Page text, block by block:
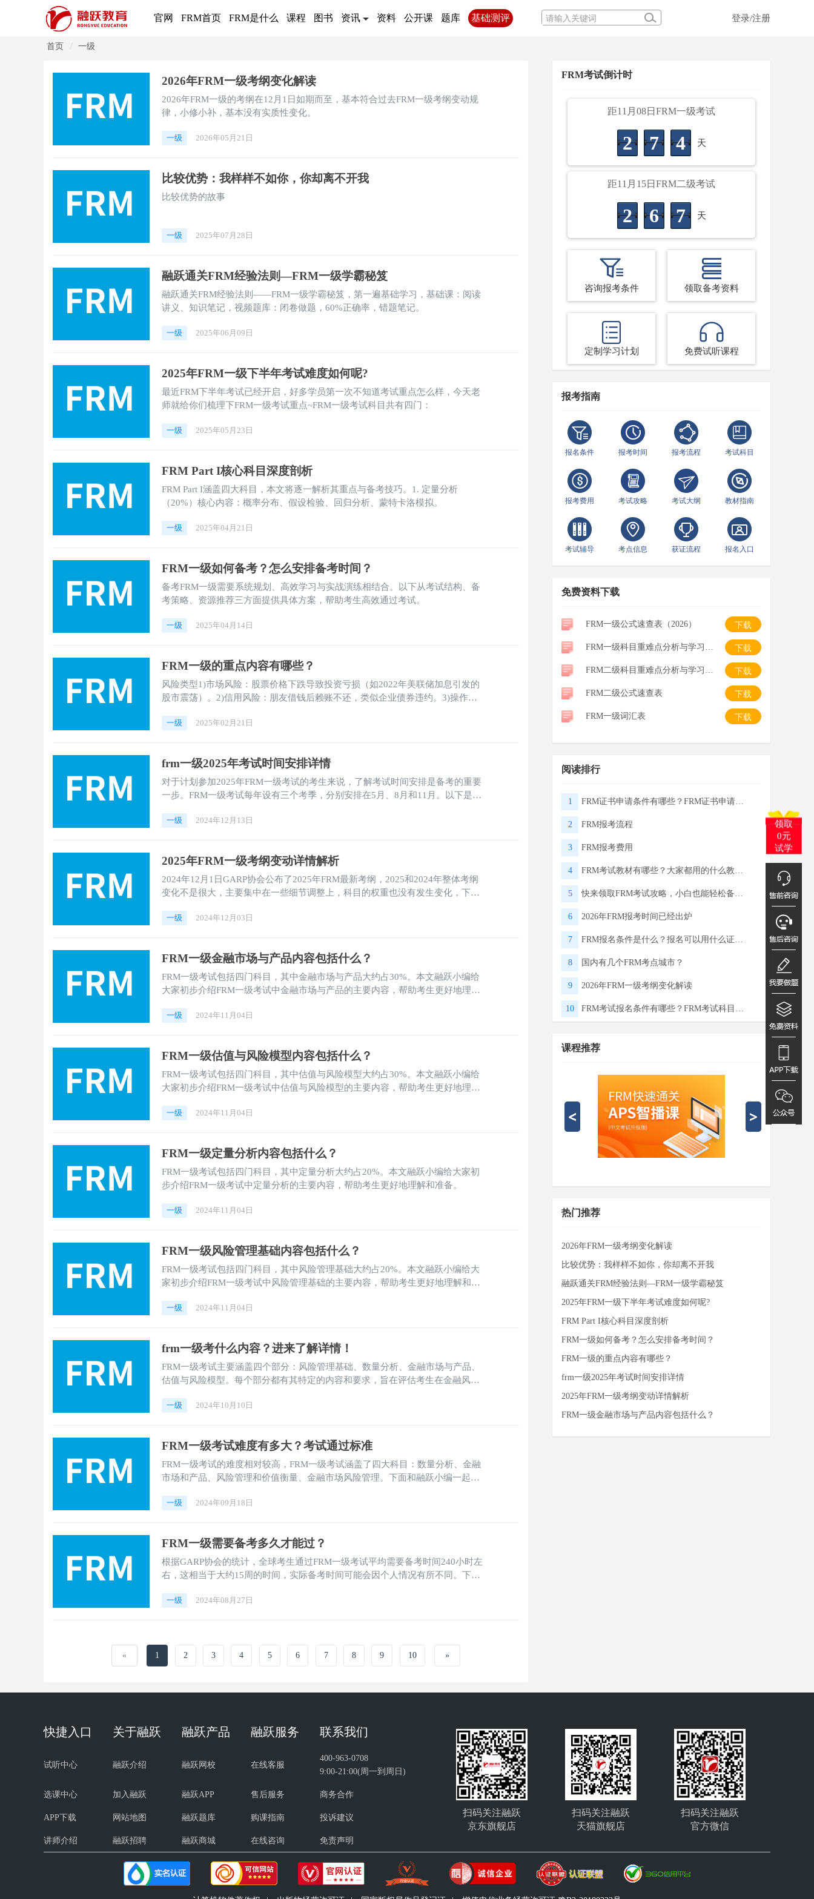
官网 FRM首页 FRM是什么 课程 图书 资讯 资料 公开课 题库 基础测评 登录/注册
首页 一级
2026年FRM一级考纲变化解读
2026年FRM一级的考纲在12月1日如期而至，基本符合过去FRM一级考纲变动规
律，小修小补，基本没有实质性变化。
一级 2026年05月21日
比较优势：我样样不如你，你却离不开我
比较优势的故事
一级 2025年07月28日
融跃通关FRM经验法则—FRM一级学霸秘笈
融跃通关FRM经验法则——FRM一级学霸秘笈，第一遍基础学习，基础课：阅读
讲义、知识笔记，视频题库：闭卷做题，60%正确率，错题笔记。
一级 2025年06月09日
2025年FRM一级下半年考试难度如何呢?
最近FRM下半年考试已经开启，好多学员第一次不知道考试重点怎么样，今天老
师就给你们梳理下FRM一级考试重点~FRM一级考试科目共有四门：
一级 2025年05月23日
FRM Part I核心科目深度剖析
FRM Part I涵盖四大科目，本文将逐一解析其重点与备考技巧。1. 定量分析
（20%）核心内容：概率分布、假设检验、回归分析、蒙特卡洛模拟。
一级 2025年04月21日
FRM一级如何备考？怎么安排备考时间？
备考FRM一级需要系统规划、高效学习与实战演练相结合。以下从考试结构、备
考策略、资源推荐三方面提供具体方案，帮助考生高效通过考试。
一级 2025年04月14日
FRM一级的重点内容有哪些？
风险类型1)市场风险：股票价格下跌导致投资亏损（如2022年美联储加息引发的
股市震荡）。2)信用风险：朋友借钱后赖账不还，类似企业债券违约。3)操作风
一级 2025年02月21日
frm一级2025年考试时间安排详情
对于计划参加2025年FRM一级考试的考生来说，了解考试时间安排是备考的重要
一步。FRM一级考试每年设有三个考季，分别安排在5月、8月和11月。以下是
一级 2024年12月13日
2025年FRM一级考纲变动详情解析
2024年12月1日GARP协会公布了2025年FRM最新考纲，2025和2024年整体考纲
变化不是很大，主要集中在一些细节调整上，科目的权重也没有发生变化，下面
一级 2024年12月03日
FRM一级‌金融市场与产品内容包括什么？
FRM一级考试包括四门科目，其中‌金融市场与产品大约占30%。本文融跃小编给
大家初步介绍FRM一级考试中‌金融市场与产品的主要内容，帮助考生更好地理解
一级 2024年11月04日
FRM一级估值与风险模型内容包括什么？
FRM一级考试包括四门科目，其中估值与风险模型大约占30%。本文融跃小编给
大家初步介绍FRM一级考试中估值与风险模型的主要内容，帮助考生更好地理解
一级 2024年11月04日
FRM一级定量分析内容包括什么？
FRM一级考试包括四门科目，其中定量分析大约占20%。本文融跃小编给大家初
步介绍FRM一级考试中定量分析的主要内容，帮助考生更好地理解和准备。
一级 2024年11月04日
FRM一级风险管理基础内容包括什么？
FRM一级考试包括四门科目，其中风险管理基础大约占20%。本文融跃小编给大
家初步介绍FRM一级考试中风险管理基础的主要内容，帮助考生更好地理解和准
一级 2024年11月04日
frm一级考什么内容？进来了解详情！
FRM一级考试主要涵盖四个部分：‌风险管理基础、‌数量分析、‌金融市场与产品、‌
估值与风险模型。每个部分都有其特定的内容和要求，旨在评估考生在金融风险
一级 2024年10月10日
FRM一级考试难度有多大？考试通过标准
‌FRM一级考试的难度相对较高，‌FRM一级考试涵盖了四大科目：数量分析、金融
市场和产品、风险管理和价值衡量、金融市场风险管理。下面和融跃小编一起看
一级 2024年09月18日
FRM一级需要备考多久才能过？
根据GARP协会的统计，全球考生通过FRM一级考试平均需要备考时间240小时左
右，这相当于大约15周的时间，实际备考时间可能会因个人情况有所不同。‌下面
一级 2024年08月27日
« 1 2 3 4 5 6 7 8 9 10 »
FRM考试倒计时
距11月08日FRM一级考试
2 7 4 天
距11月15日FRM二级考试
2 6 7 天
咨询报考条件 领取备考资料
定制学习计划 免费试听课程
报考指南
报名条件 报考时间 报考流程 考试科目
报考费用 考试攻略 考试大纲 教材指南
考试辅导 考点信息 获证流程 报名入口
免费资料下载
FRM一级公式速查表（2026） 下载
FRM一级科目重难点分析与学习建议 下载
FRM二级科目重难点分析与学习建议 下载
FRM二级公式速查表 下载
FRM一级词汇表 下载
阅读排行
1 FRM证书申请条件有哪些？FRM证书申请流程
2 FRM报考流程
3 FRM报考费用
4 FRM考试教材有哪些？大家都用的什么教材呢？
5 快来领取FRM考试攻略，小白也能轻松备考啦！
6 2026年FRM报考时间已经出炉
7 FRM报名条件是什么？报名可以用什么证件？
8 国内有几个FRM考点城市？
9 2026年FRM一级考纲变化解读
10 FRM考试报名条件有哪些？FRM考试科目包含什么？
课程推荐
热门推荐
2026年FRM一级考纲变化解读
比较优势：我样样不如你，你却离不开我
融跃通关FRM经验法则—FRM一级学霸秘笈
2025年FRM一级下半年考试难度如何呢?
FRM Part I核心科目深度剖析
FRM一级如何备考？怎么安排备考时间？
FRM一级的重点内容有哪些？
frm一级2025年考试时间安排详情
2025年FRM一级考纲变动详情解析
FRM一级‌金融市场与产品内容包括什么？
领取
0元
试学
快捷入口 关于融跃 融跃产品 融跃服务 联系我们
试听中心 融跃介绍 融跃网校 在线客服
400-963-0708
9:00-21:00(周一到周日)
选课中心 加入融跃 融跃APP 售后服务 商务合作
APP下载 网站地图 融跃题库 购课指南 投诉建议
讲师介绍 融跃招聘 融跃商城 在线咨询 免责声明
扫码关注融跃
京东旗舰店
扫码关注融跃
天猫旗舰店
扫码关注融跃
官方微信